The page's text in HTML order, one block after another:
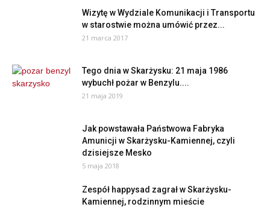
Wizytę w Wydziale Komunikacji i Transportu
w starostwie można umówić przez...
21 marca 2017
Tego dnia w Skarżysku: 21 maja 1986
wybuchł pożar w Benzylu....
21 maja 2019
Jak powstawała Państwowa Fabryka
Amunicji w Skarżysku-Kamiennej, czyli
dzisiejsze Mesko
5 maja 2018
Zespół happysad zagrał w Skarżysku-
Kamiennej, rodzinnym mieście